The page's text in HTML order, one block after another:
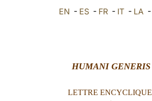
EN - ES - FR - IT - LA -
HUMANI GENERIS
LETTRE ENCYCLIQUE